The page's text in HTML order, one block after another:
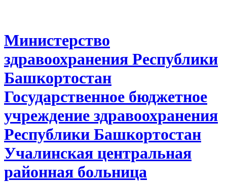
Министерство
здравоохранения Республики
Башкортостан
Государственное бюджетное
учреждение здравоохранения
Республики Башкортостан
Учалинская центральная
районная больница